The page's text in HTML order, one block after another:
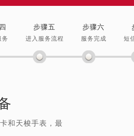
务
步骤五
进入服务流程
步骤六
服务完成 短
和天梭手表，最